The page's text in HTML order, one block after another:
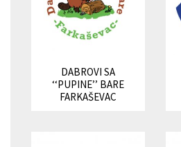
DABROVI SA
‘‘PUPINE’’ BARE
FARKAŠEVAC